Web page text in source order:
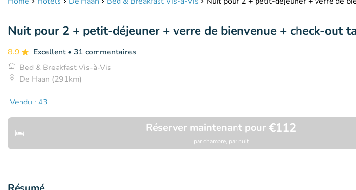
Nuit pour 2 + petit-déjeuner + verre de bienvenue + check-out
8.9 Excellent • 31 commentaires
Bed & Breakfast Vis-à-Vis
De Haan (291km)
Vendu : 43
Réserver maintenant pour€112
par chambre, par nuit